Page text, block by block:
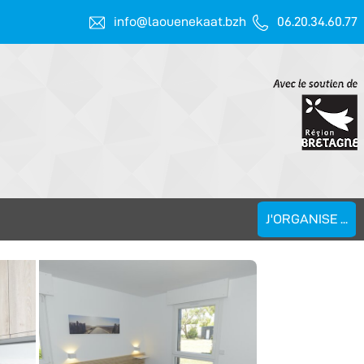
info@laouenekaat.bzh 06.20.34.60.77
J'ORGANISE ...